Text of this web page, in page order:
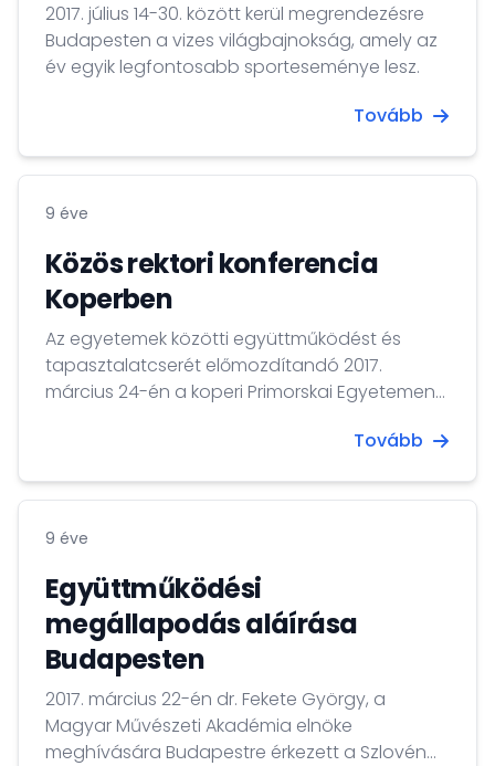
2017. július 14-30. között kerül megrendezésre
Budapesten a vizes világbajnokság, amely az
év egyik legfontosabb sporteseménye lesz.
Tovább
9 éve
Közös rektori konferencia
Koperben
Az egyetemek közötti együttműködést és
tapasztalatcserét előmozdítandó 2017.
március 24-én a koperi Primorskai Egyetemen
került sor, amelyen közel 30 felsőoktatási
Tovább
9 éve
Együttműködési
megállapodás aláírása
Budapesten
2017. március 22-én dr. Fekete György, a
Magyar Művészeti Akadémia elnöke
meghívására Budapestre érkezett a Szlovén